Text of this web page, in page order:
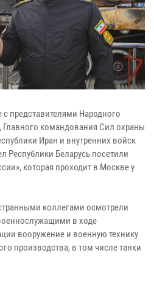
представителями Народного
Главного командования Сил охраны
Иран и внутренних войск
Республики Беларусь посетили
которая проходит в Москве у
коллегами осмотрели
в ходе
вооружение и военную технику
производства, в том числе танки